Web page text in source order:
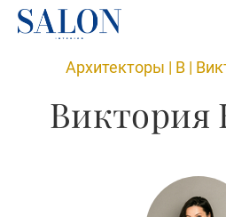
Архитекторы | В |
Виктория